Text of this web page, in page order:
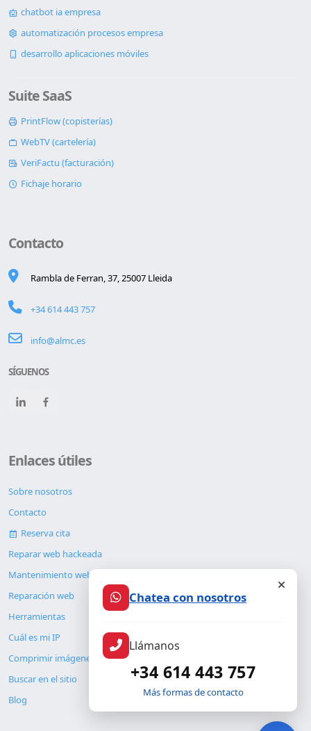
chatbot ia empresa
automatización procesos empresa
desarrollo aplicaciones móviles
Suite SaaS
PrintFlow (copisterías)
WebTV (cartelería)
VeriFactu (facturación)
Fichaje horario
Contacto
Rambla de Ferran, 37, 25007 Lleida
+34 614 443 757
info@almc.es
SÍGUENOS
Enlaces útiles
Sobre nosotros
Contacto
Reserva cita
Reparar web hackeada
Mantenimiento web
Reparación web
Herramientas
Cuál es mi IP
Comprimir imágenes
Buscar en el sitio
Blog
Chatea con nosotros
Llámanos
+34 614 443 757
Más formas de contacto